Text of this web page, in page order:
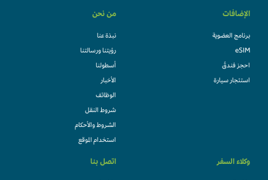
الإضافات
برنامج العضوية
eSIM
احجز فندقً
استئجار سيارة
من نحن
نبذة عنا
رؤيتنا ورسالتنا
أسطولنا
الأخبار
الوظائف
شروط النقل
الشروط والأحكام
استخدام الموقع
وكلاء السفر اتصل بنا